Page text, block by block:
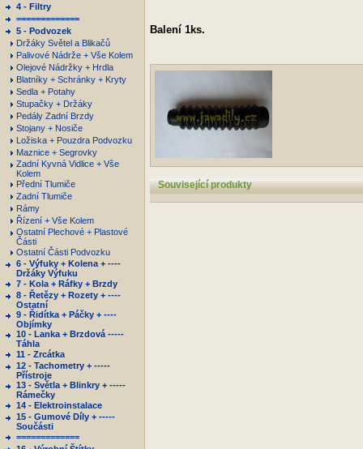
4 - Filtry
=============
5 - Podvozek
Držáky Světel a Blikačů
Palivové Nádrže + Vše Kolem
Olejové Nádržky + Hrdla
Blatníky + Schránky + Kryty
Sedla + Potahy
Stupačky + Držáky
Pedály Zadní Brzdy
Stojany + Nosiče
Ložiska + Pouzdra Podvozku
Maznice + Segrovky
Zadní Kyvná Vidlice + Vše
Kolem
Přední Tlumiče
Zadní Tlumiče
Rámy
Řízení + Vše Kolem
Ostatní Plechové + Plastové
Části
Ostatní Části Podvozku
6 - Výfuky + Kolena + ----
Držáky Výfuku
7 - Kola + Ráfky + Brzdy
8 - Řetězy + Rozety + ----
Ostatní
9 - Řidítka + Páčky + ----
Objímky
10 - Lanka + Brzdová -----
Táhla
11 - Zrcátka
12 - Tachometry + -----
Přístroje
13 - Světla + Blinkry + -----
Rámečky
14 - Elektroinstalace
15 - Gumové Díly + -----
Součásti
=============
Balení 1ks.
Související produkty